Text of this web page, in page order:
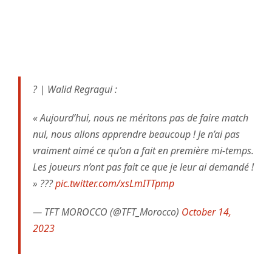
?️ | Walid Regragui :
« Aujourd’hui, nous ne méritons pas de faire match
nul, nous allons apprendre beaucoup ! Je n’ai pas
vraiment aimé ce qu’on a fait en première mi-temps.
Les joueurs n’ont pas fait ce que je leur ai demandé !
» ???pic.twitter.com/xsLmITTpmp
— TFT MOROCCO (@TFT_Morocco) October 14,
2023